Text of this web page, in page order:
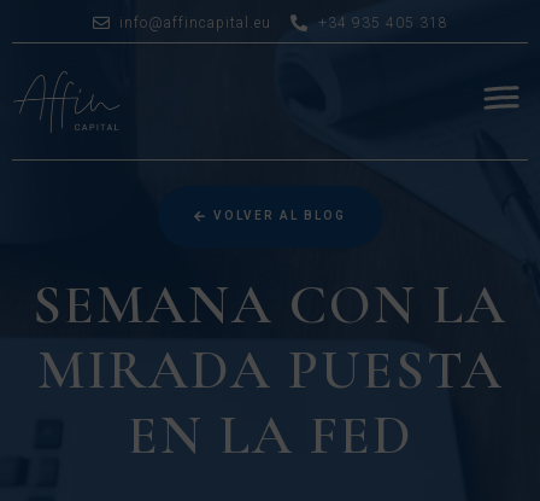
info@affincapital.eu +34 935 405 318
VOLVER AL BLOG
SEMANA CON LA
MIRADA PUESTA
EN LA FED